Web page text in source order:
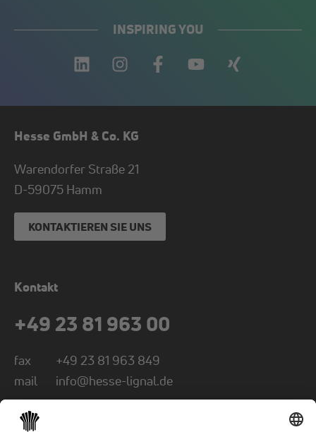
INSPIRING YOU
Hesse GmbH & Co. KG
Warendorfer Straße 21
D-59075 Hamm
KONTAKTIEREN SIE UNS
Kontakt
+49 23 81 963 00
fax
+49 23 81 963 849
mail
info@hesse-lignal.de